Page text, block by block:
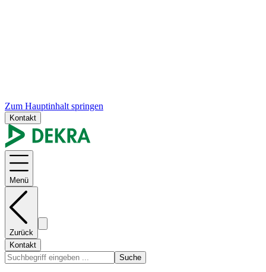
Zum Hauptinhalt springen
Kontakt
Menü
Zurück
Kontakt
Suche